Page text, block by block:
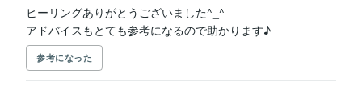
ヒーリングありがとうございました^_^
アドバイスもとても参考になるので助かります♪
参考になった